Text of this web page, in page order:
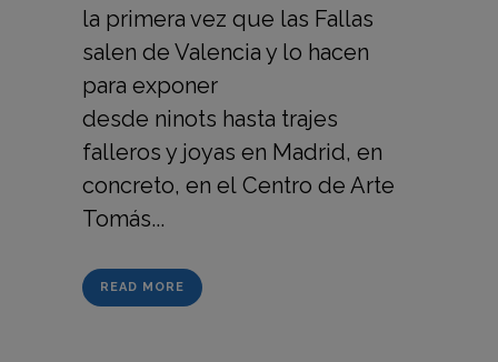
la primera vez que las Fallas
salen de Valencia y lo hacen
para exponer
desde ninots hasta trajes
falleros y joyas en Madrid, en
concreto, en el Centro de Arte
Tomás...
READ MORE